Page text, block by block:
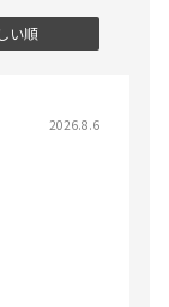
い順
2026.8.6